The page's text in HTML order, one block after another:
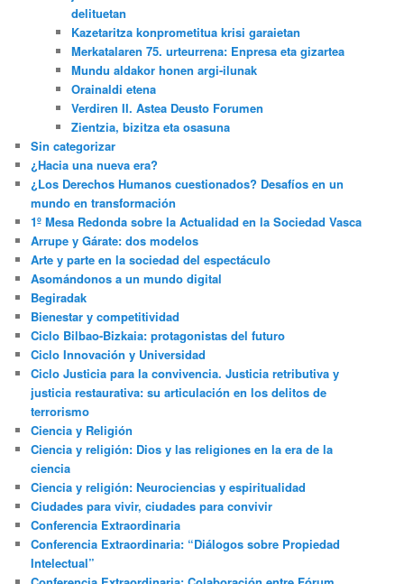
delituetan
Kazetaritza konprometitua krisi garaietan
Merkatalaren 75. urteurrena: Enpresa eta gizartea
Mundu aldakor honen argi-ilunak
Orainaldi etena
Verdiren II. Astea Deusto Forumen
Zientzia, bizitza eta osasuna
Sin categorizar
¿Hacia una nueva era?
¿Los Derechos Humanos cuestionados? Desafíos en un
mundo en transformación
1º Mesa Redonda sobre la Actualidad en la Sociedad Vasca
Arrupe y Gárate: dos modelos
Arte y parte en la sociedad del espectáculo
Asomándonos a un mundo digital
Begiradak
Bienestar y competitividad
Ciclo Bilbao-Bizkaia: protagonistas del futuro
Ciclo Innovación y Universidad
Ciclo Justicia para la convivencia. Justicia retributiva y
justicia restaurativa: su articulación en los delitos de
terrorismo
Ciencia y Religión
Ciencia y religión: Dios y las religiones en la era de la
ciencia
Ciencia y religión: Neurociencias y espiritualidad
Ciudades para vivir, ciudades para convivir
Conferencia Extraordinaria
Conferencia Extraordinaria: “Diálogos sobre Propiedad
Intelectual”